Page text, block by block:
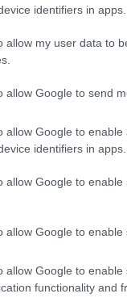
identifiers in apps.
allow my user data to
allow Google to send
allow Google to
identifiers in apps.
allow Google to
allow Google to
allow Google to
functionality and
trionfare il
Mancini
hanno
riflettendo la
Leo e Javier
figlio.
e